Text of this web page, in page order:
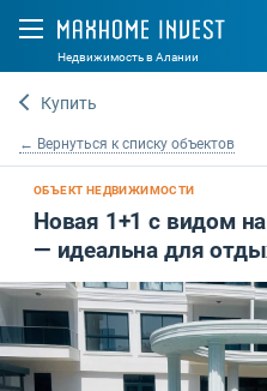
Недвижимость в Алании
Купить
← Вернуться к списку объектов
ОБЪЕКТ НЕДВИЖИМОСТИ
Новая 1+1 с видом
— идеальна для